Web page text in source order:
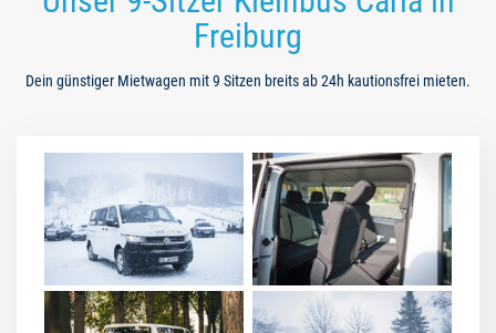
Freiburg
Dein günstiger Mietwagen mit 9 Sitzen breits ab 24h kautionsfrei mieten.